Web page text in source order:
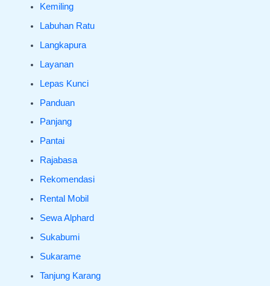
Kemiling
Labuhan Ratu
Langkapura
Layanan
Lepas Kunci
Panduan
Panjang
Pantai
Rajabasa
Rekomendasi
Rental Mobil
Sewa Alphard
Sukabumi
Sukarame
Tanjung Karang